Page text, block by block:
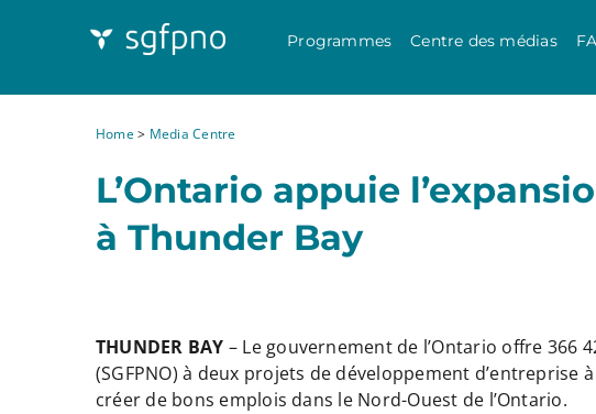
Programmes Centre des médias
Home> Media Centre
L’Ontario appuie
à Thunder Bay
THUNDER BAY – Le gouvernement de l’Ontario offre 366
(SGFPNO) à deux projets de développement
créer de bons emplois dans le Nord-Ouest de l’Ontario.